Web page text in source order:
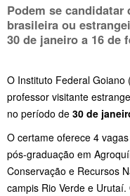
Podem se
brasileira ou
30 de janeiro a 16 de
O Instituto Federal
professor visitante
no período de 30 de
O certame oferece 4
pós-graduação em
Conservação e Recursos
campis Rio Verde e